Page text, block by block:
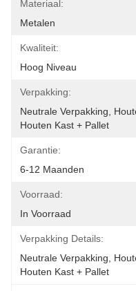
Materiaal:
Metalen
Kwaliteit:
Hoog Niveau
Verpakking:
Neutrale Verpakking,
Houten Kast + Pallet
Garantie:
6-12 Maanden
Voorraad:
In Voorraad
Verpakking Details:
Neutrale Verpakking,
Houten Kast + Pallet